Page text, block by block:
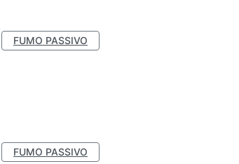
FUMO PASSIVO
FUMO PASSIVO